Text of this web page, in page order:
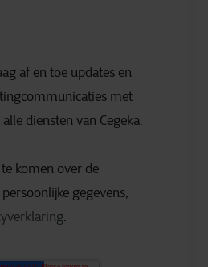
af en toe updates en
met
diensten van Cegeka.
komen over de
gegevens,
.